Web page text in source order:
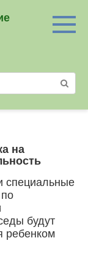
на
специальные
будут
ребенком